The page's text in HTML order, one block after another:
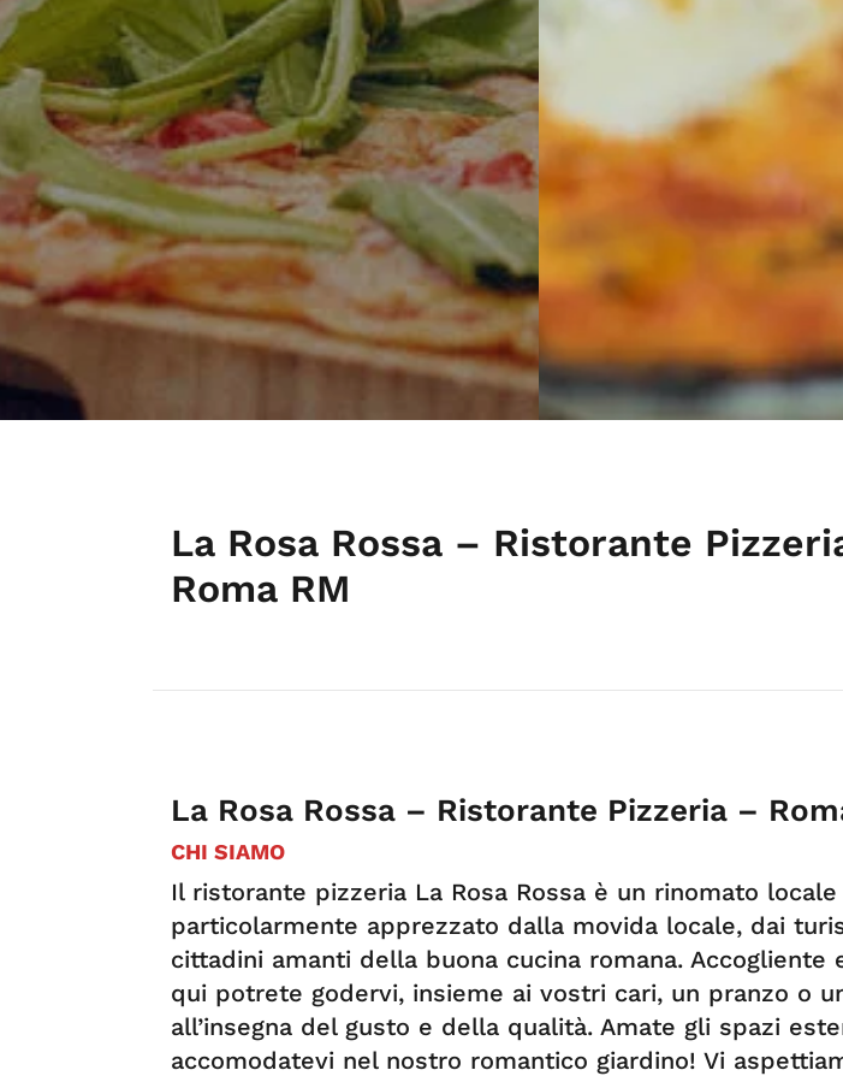
La Rosa Rossa – Ristorante
Roma RM
La Rosa Rossa – Ristorante Pizzeria –
CHI SIAMO
Il ristorante pizzeria La Rosa Rossa è un rinomato
particolarmente apprezzato dalla movida locale, dai
cittadini amanti della buona cucina romana. Accogliente
qui potrete godervi, insieme ai vostri cari, un pranzo o
all’insegna del gusto e della qualità. Amate gli spazi
accomodatevi nel nostro romantico giardino! Vi